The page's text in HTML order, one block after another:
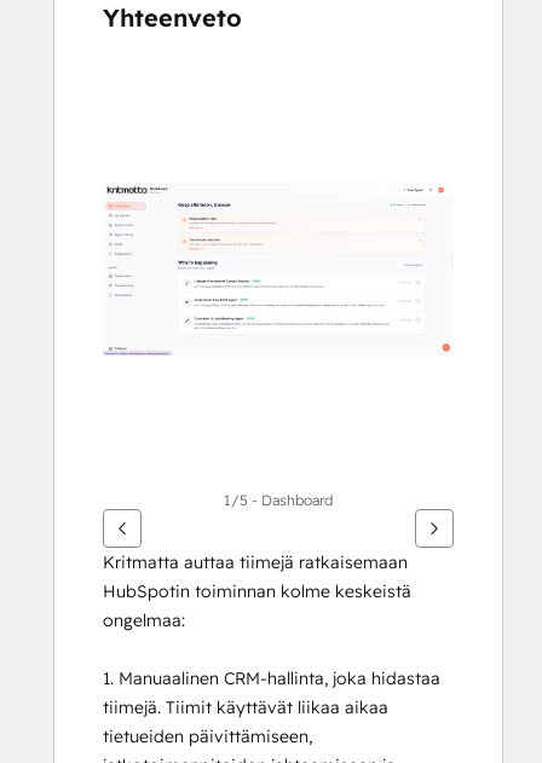
Yhteenveto
nuolipainikkeita
1/5 - Dashboard
Kritmatta auttaa tiimejä ratkaisemaan
HubSpotin toiminnan kolme keskeistä
ongelmaa:
1. Manuaalinen CRM-hallinta, joka hidastaa
tiimejä. Tiimit käyttävät liikaa aikaa
tietueiden päivittämiseen,